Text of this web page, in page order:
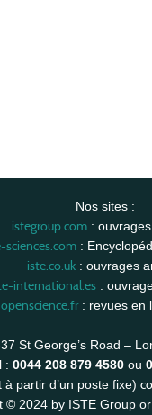
Nos sites :
istegroup.com:
sciences.com:
iste.co.uk : ouvrages
international.es:
openscience.fr: revues en
St George’s Road –
: 0044 208 879 4580 ou
partir d’un poste fixe)
© 2024 by ISTE Group